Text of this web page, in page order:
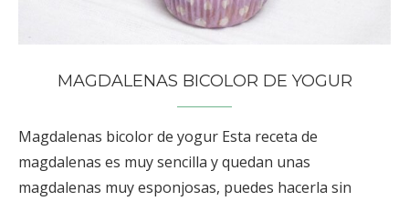
MAGDALENAS BICOLOR DE YOGUR
Magdalenas bicolor de yogur Esta receta de
magdalenas es muy sencilla y quedan unas
magdalenas muy esponjosas, puedes hacerla sin